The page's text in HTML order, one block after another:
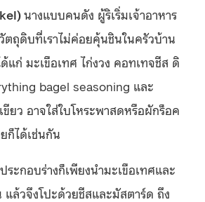
นางแบบคนดัง ผู้ริเริ่มเจ้าอาหาร
ตถุดิบที่เราไม่ค่อยคุ้นชินในครัวบ้าน
ด้แก่ มะเขือเทศ ไก่งวง คอทเทจชีส ดิ
bagel seasoning และ
ยว อาจใส่ใบโหระพาสดหรือผักร็อค
ก็ได้เช่นกัน
ะกอบร่างก็เพียงนำมะเขือเทศและ
แล้วจึงโปะด้วยชีสและมัสตาร์ด ถึง